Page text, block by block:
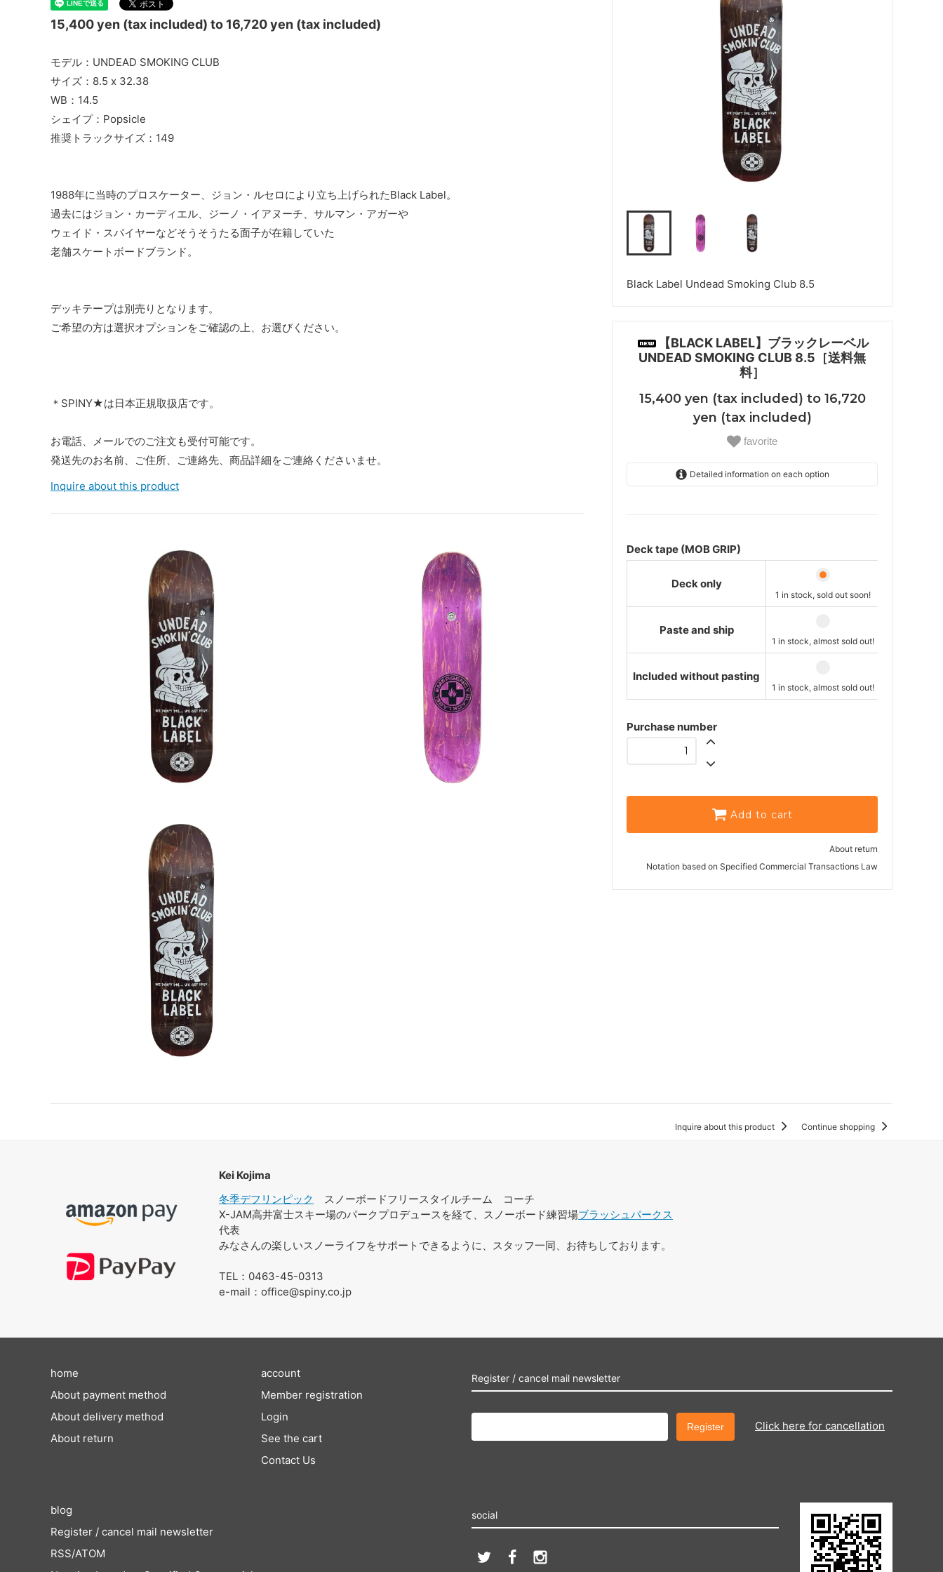
Black Label Undead Smoking Club 8.5
【BLACK LABEL】ブラックレーベル
UNDEAD SMOKING CLUB 8.5［送料無
料］
15,400 yen (tax included) to 16,720
yen (tax included)
favorite
Detailed information on each option
Included without pasting
16,720 yen (tax-included)
Deck tape (MOB GRIP)
Deck only
1 in stock, sold out soon!
Paste and ship
1 in stock, almost sold out!
Included without pasting
1 in stock, almost sold out!
Purchase number
Add to cart
About return
Notation based on Specified Commercial Transactions Law
15,400 yen (tax included) to 16,720 yen (tax included)
モデル：UNDEAD SMOKING CLUB
サイズ：8.5 x 32.38
WB：14.5
シェイプ：Popsicle
推奨トラックサイズ：149
1988年に当時のプロスケーター、ジョン・ルセロにより立ち上げられたBlack Label。
過去にはジョン・カーディエル、ジーノ・イアヌーチ、サルマン・アガーや
ウェイド・スパイヤーなどそうそうたる面子が在籍していた
老舗スケートボードブランド。
デッキテープは別売りとなります。
ご希望の方は選択オプションをご確認の上、お選びください。
＊SPINY★は日本正規取扱店です。
お電話、メールでのご注文も受付可能です。
発送先のお名前、ご住所、ご連絡先、商品詳細をご連絡くださいませ。
Inquire about this product
Inquire about this product Continue shopping
Kei Kojima
冬季デフリンピック
スノーボードフリースタイルチーム コーチ
X-JAM高井富士スキー場のパークプロデュースを経て、スノーボード練習場ブラッシュパークス
代表
みなさんの楽しいスノーライフをサポートできるように、スタッフ一同、お待ちしております。
TEL：0463-45-0313
e-mail：office@spiny.co.jp
Register / cancel mail newsletter
Click here for cancellation
home
About payment method
About delivery method
About return
account
Member registration
Login
See the cart
Contact Us
social
blog
Register / cancel mail newsletter
RSS/ATOM